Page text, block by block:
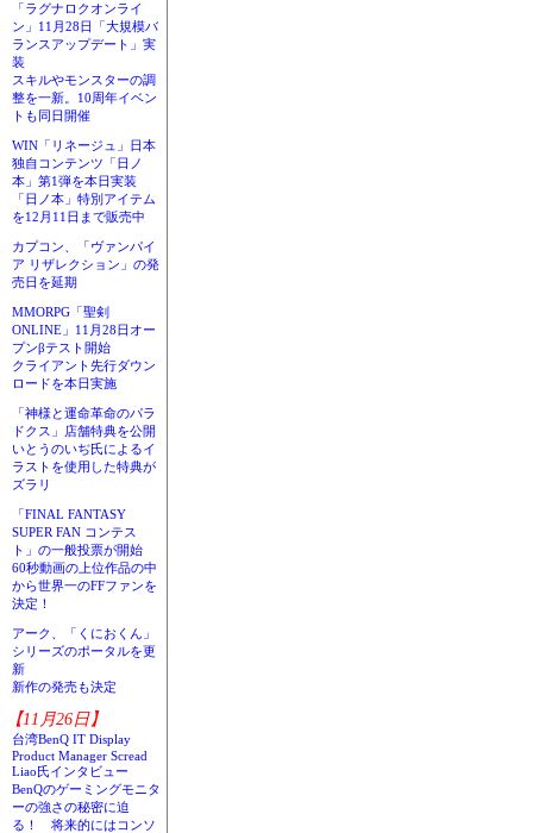
「ラグナロクオンライ
ン」11月28日「大規模バ
ランスアップデート」実
装
スキルやモンスターの調
整を一新。10周年イベン
トも同日開催
WIN「リネージュ」日本
独自コンテンツ「日ノ
本」第1弾を本日実装
「日ノ本」特別アイテム
を12月11日まで販売中
カプコン、「ヴァンパイ
ア リザレクション」の発
売日を延期
MMORPG「聖剣
ONLINE」11月28日オー
プンβテスト開始
クライアント先行ダウン
ロードを本日実施
「神様と運命革命のパラ
ドクス」店舗特典を公開
いとうのいぢ氏によるイ
ラストを使用した特典が
ズラリ
「FINAL FANTASY
SUPER FAN コンテス
ト」の一般投票が開始
60秒動画の上位作品の中
から世界一のFFファンを
決定！
アーク、「くにおくん」
シリーズのポータルを更
新
新作の発売も決定
【11月26日】
台湾BenQ IT Display
Product Manager Scread
Liao氏インタビュー
BenQのゲーミングモニタ
ーの強さの秘密に迫
る！ 将来的にはコンソ